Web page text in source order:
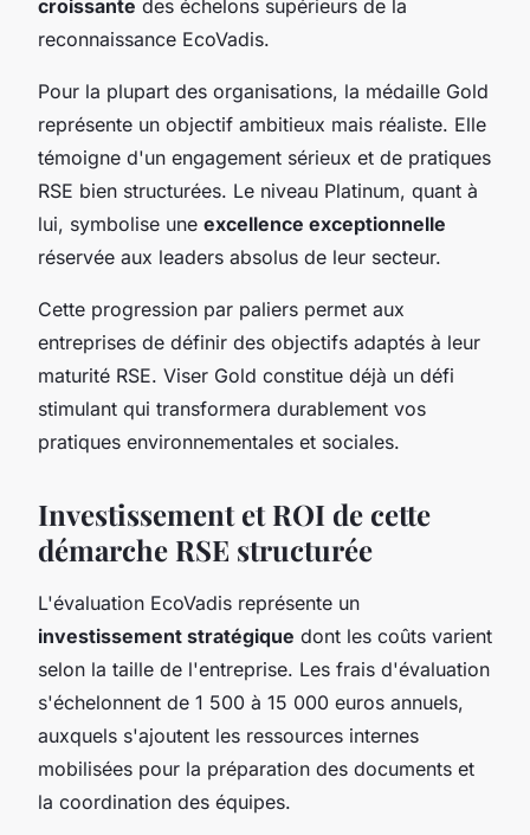
croissante des échelons supérieurs de la
reconnaissance EcoVadis.
Pour la plupart des organisations, la médaille Gold
représente un objectif ambitieux mais réaliste. Elle
témoigne d'un engagement sérieux et de pratiques
RSE bien structurées. Le niveau Platinum, quant à
lui, symbolise une excellence exceptionnelle
réservée aux leaders absolus de leur secteur.
Cette progression par paliers permet aux
entreprises de définir des objectifs adaptés à leur
maturité RSE. Viser Gold constitue déjà un défi
stimulant qui transformera durablement vos
pratiques environnementales et sociales.
Investissement et ROI de cette
démarche RSE structurée
L'évaluation EcoVadis représente un
investissement stratégique dont les coûts varient
selon la taille de l'entreprise. Les frais d'évaluation
s'échelonnent de 1 500 à 15 000 euros annuels,
auxquels s'ajoutent les ressources internes
mobilisées pour la préparation des documents et
la coordination des équipes.